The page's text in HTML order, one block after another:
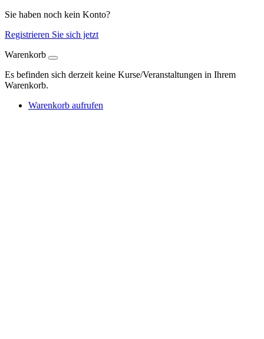
Sie haben noch kein Konto?
Registrieren Sie sich jetzt
Warenkorb
Es befinden sich derzeit keine Kurse/Veranstaltungen in Ihrem
Warenkorb.
Warenkorb aufrufen